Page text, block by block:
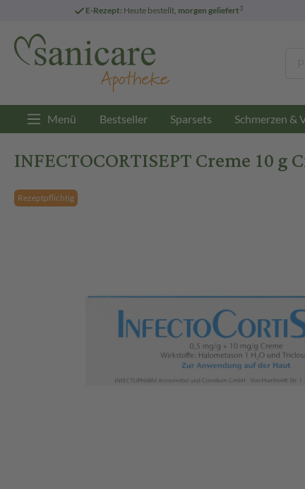
E-Rezept: Heute bestellt, morgen geliefert3
Menü Bestseller Sparsets Schmerzen &
INFECTOCORTISEPT Creme 10 g
Rezeptpflichtig